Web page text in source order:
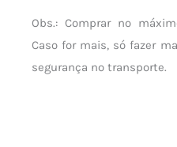
Obs.: Comprar no
Caso for mais, só fazer
segurança no transporte.